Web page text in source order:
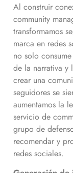
Al construir
community
transformamos
marca en redes
no solo
de la narrativa y
crear una
seguidores se
aumentamos la
servicio de
grupo de
recomendar y
redes sociales.